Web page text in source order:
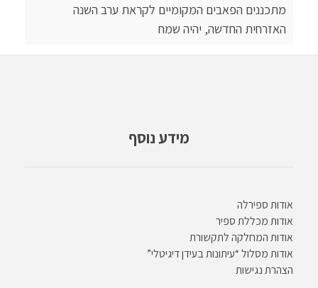
מתכננים הפאבים המקומיים לקראת ערב השנה
האזרחית החדשה, יהיה שמח
מידע נוסף
אודות ספירלה
אודות מכללת ספיר
אודות המחלקה לתקשורת
אודות מסלול “עיתונות בעידן דיגיטלי”
הצהרת נגישות